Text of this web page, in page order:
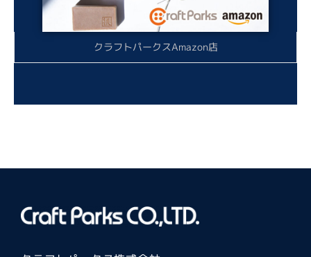
クラフトパークスAmazon店